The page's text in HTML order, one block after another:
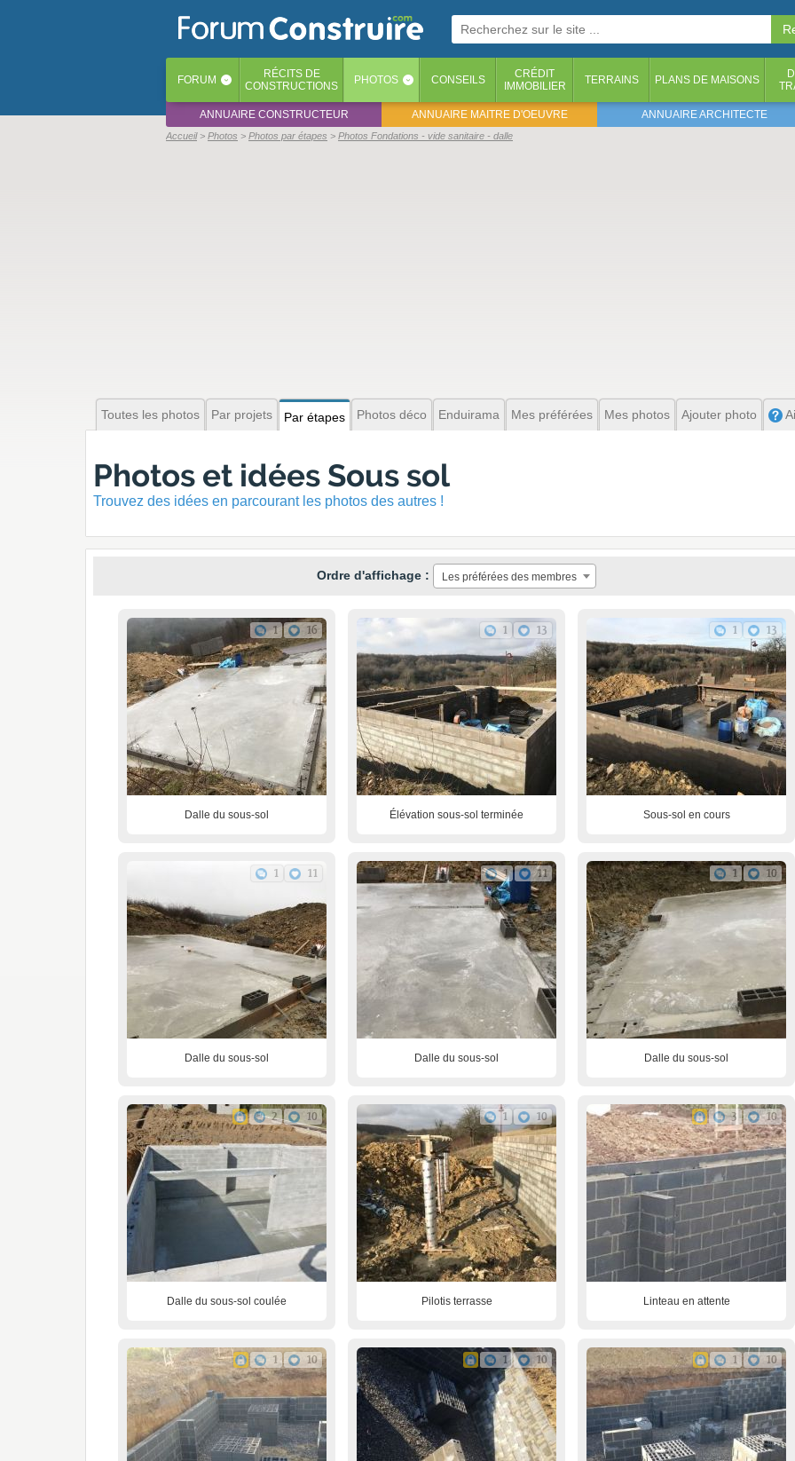
FORUM ‹ RÉCITS DE
CONSTRUCTIONS
PHOTOS ‹ CONSEILS
CRÉDIT
IMMOBILIER
TERRAINS PLANS DE MAISONS
ANNUAIRE CONSTRUCTEUR ANNUAIRE MAITRE D'OEUVRE ANNUAIRE ARCHITECTE
Accueil Photos Photos par étapes Photos Fondations - vide sanitaire - dalle
Toutes les photos Par projets Par étapes Photos déco Enduirama Mes préférées Mes photos Ajouter photo
Photos et idées Sous sol
Trouvez des idées en parcourant les photos des autres !
Ordre d'affichage : Les préférées des membres
1 16
Dalle du sous-sol
1 13
Élévation sous-sol terminée
1 13
Sous-sol en cours
1 11
Dalle du sous-sol
1 11
Dalle du sous-sol
1 10
Dalle du sous-sol
2 10
Dalle du sous-sol coulée
1 10
Pilotis terrasse
3 10
Linteau en attente
1 10 1 10 1 10